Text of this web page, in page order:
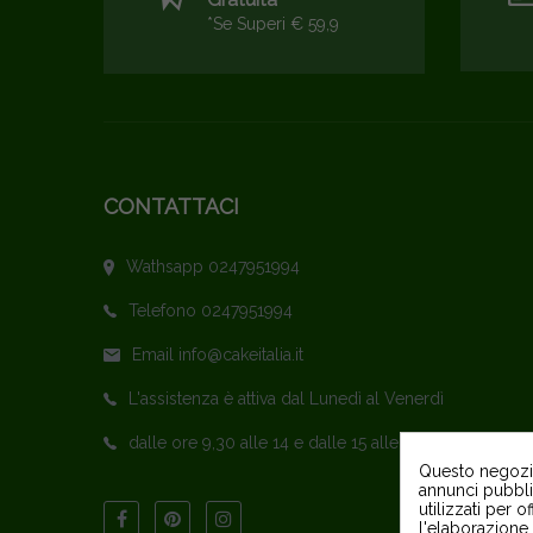
*se Superi € 59,9
CONTATTACI
Wathsapp 0247951994
Telefono 0247951994
Email info@cakeitalia.it
L'assistenza è attiva dal Lunedì al Venerdì
dalle ore 9,30 alle 14 e dalle 15 alle 18
Questo
annunci
utilizzati per